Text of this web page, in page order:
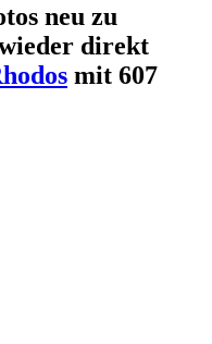
neu zu
direkt
mit 607